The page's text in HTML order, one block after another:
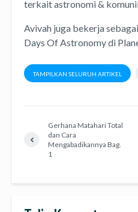
terkait astronomi &
Avivah juga bekerja
Days Of Astronomydi
TAMPILKAN SELURUH ARTIKEL
Gerhana Matahari Total
dan Cara
Mengabadikannya Bag.
1